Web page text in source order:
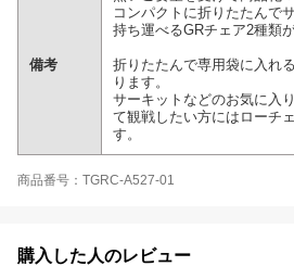
備考
コンパクトに折りたたんで
持ち運べるGRチェア2種類
折りたたんで専用袋に入れ
ります。
サーキットなどのお気に入
て観戦したい方にはローチ
す。
商品番号：TGRC-A527-01
購入した人のレビュー